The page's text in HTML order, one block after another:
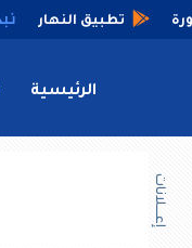
تطبيق النهار
الرئيسية
إعــــلانات